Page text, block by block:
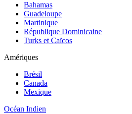
Bahamas
Guadeloupe
Martinique
République Dominicaine
Turks et Caïcos
Amériques
Brésil
Canada
Mexique
Océan Indien